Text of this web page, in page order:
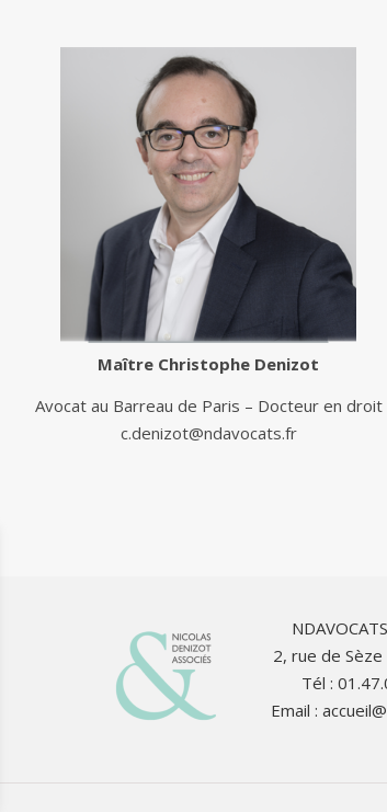
Maître Christophe Denizot
Avocat au Barreau de Paris – Docteur en droit
c.denizot@ndavocats.fr
2, rue de
Tél :
Email :